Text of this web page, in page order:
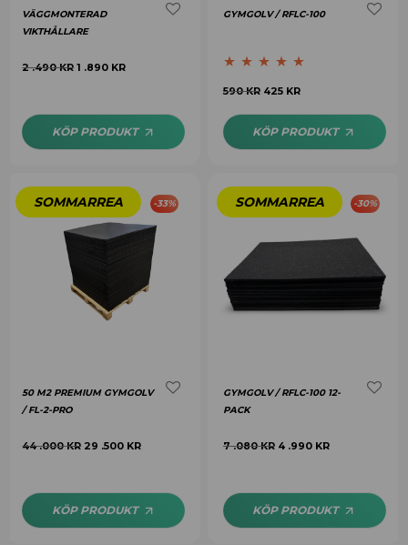
VÄGGMONTERAD
VIKTHÅLLARE
2 .490KR 1 .890 KR
KÖP PRODUKT
GYMGOLV / RFLC-100
Betygsatt5.00
590KR 425 KR
KÖP PRODUKT
-33%
50 M2 PREMIUM GYMGOLV
/ FL-2-PRO
44 .000KR 29 .500 KR
KÖP PRODUKT
-30%
GYMGOLV / RFLC-100 12-
PACK
7 .080KR 4 .990 KR
KÖP PRODUKT